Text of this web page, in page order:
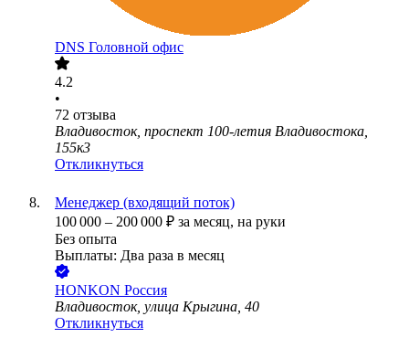
DNS Головной офис
4.2
•
72 отзыва
Владивосток, проспект 100-летия Владивостока,
155к3
Откликнуться
Менеджер (входящий поток)
100 000 – 200 000 ₽ за месяц, на руки
Без опыта
Выплаты: Два раза в месяц
HONKON Россия
Владивосток, улица Крыгина, 40
Откликнуться